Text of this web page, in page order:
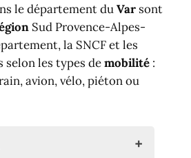
le département duVar sont
Sud Provence-Alpes-
la SNCF et les
selon les types demobilité :
avion, vélo, piéton ou